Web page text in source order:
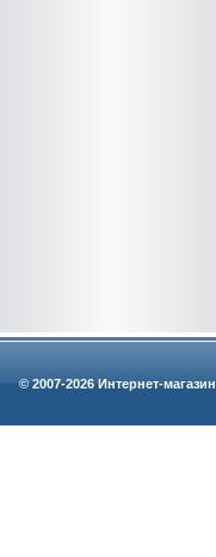
© 2007-2026 Интернет-магазин